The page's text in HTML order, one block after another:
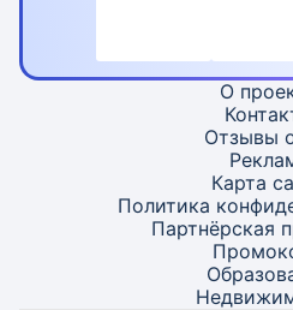
О
Отзывы
Карта
Политика
Партнёрская